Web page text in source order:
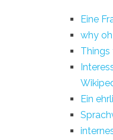
Eine
why
Ein